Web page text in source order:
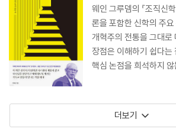
웨인 그루뎀의 『조직신
론을 포함한 신학의 주
개혁주의 전통을 그대로
장점은 이해하기 쉽다는
핵심 논점을 희석하지
화하고 찬송가와 질문,
삶을 누릴 수 있게 돕는
서 새로운 자료를 추가
더보기